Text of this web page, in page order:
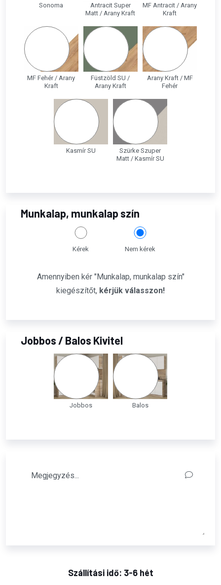
Sonoma
Antracit Super
Matt / Arany Kraft
MF Antracit / Arany
Kraft
MF Fehér / Arany
Kraft
Füstzöld SU /
Arany Kraft
Arany Kraft / MF
Fehér
Kasmír SU
Szürke Szuper
Matt / Kasmír SU
Munkalap, munkalap szín
Kérek Nem kérek
Amennyiben kér "Munkalap, munkalap szín"
kiegészítőt, kérjük válasszon!
Jobbos / Balos Kivitel
Jobbos Balos
Szállítási idő: 3-6 hét